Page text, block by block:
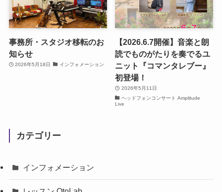
事務所・スタジオ移転のお
知らせ
2026年5月18日 インフォメーション
【2026.6.7開催】音楽と朗
読でものがたりを奏でるユ
ニット『コマンタレブー』
初登場！
2026年5月11日
ヘッドフォンコンサート Amplitude
Live
カテゴリー
インフォメーション